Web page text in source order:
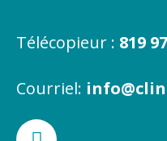
Télécopieur : 819
Courriel:
F